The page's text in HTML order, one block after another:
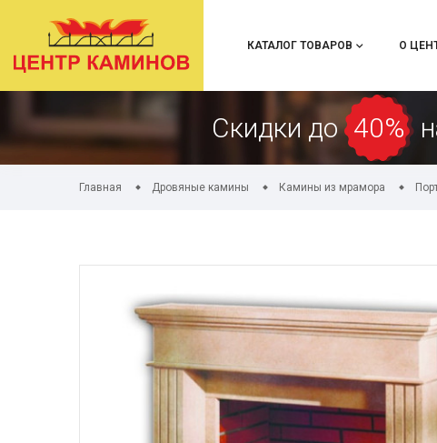
КАТАЛОГ ТОВАРОВ О
Скидки до 40%
Главная Дровяные камины Камины из мрамора